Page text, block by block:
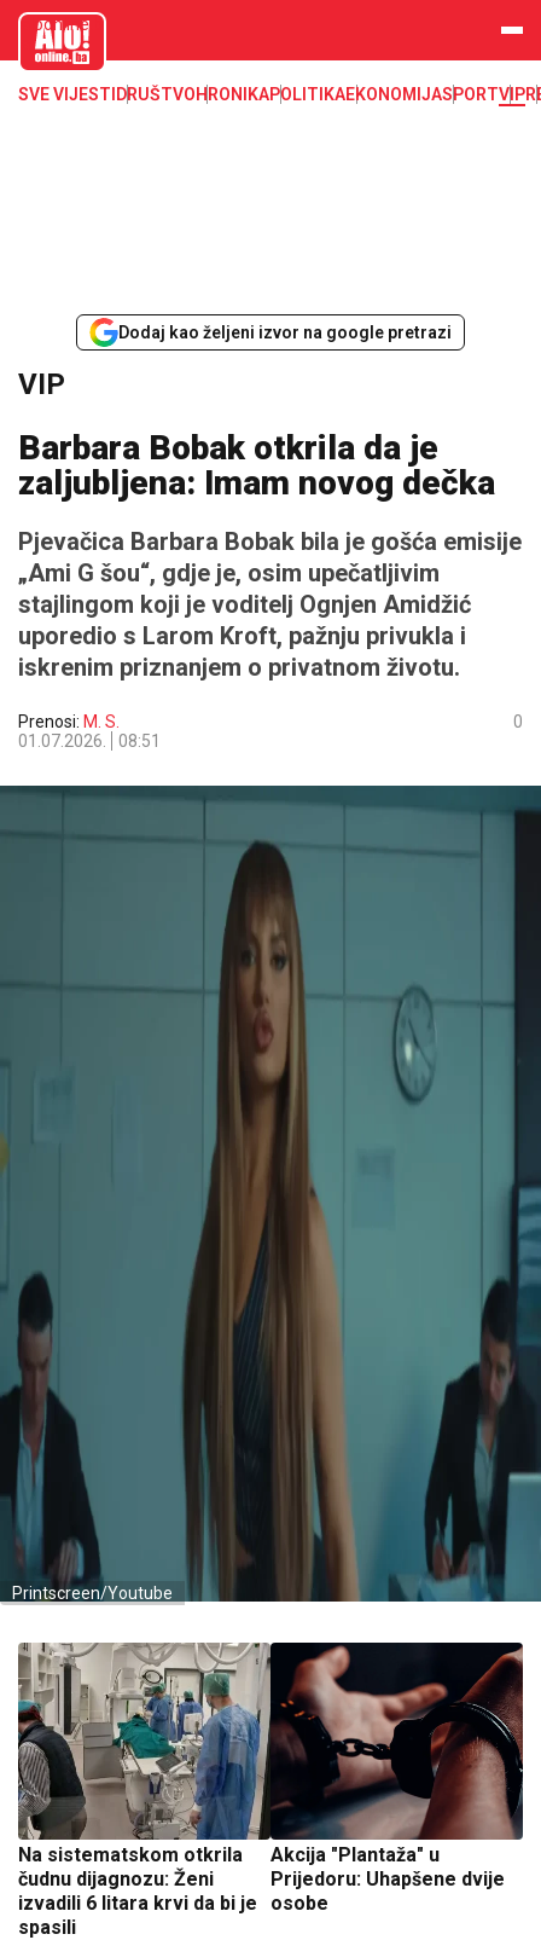
aloonline.b
SVE VIJESTI DRUŠTVOHRONIKAPOLITIKAEKONOMIJASPORTVIP
Dodaj kao željeni izvor na google pretrazi
VIP
Barbara Bobak otkrila da je
zaljubljena: Imam novog dečka
Pjevačica Barbara Bobak bila je gošća emisije
„Ami G šou“, gdje je, osim upečatljivim
stajlingom koji je voditelj Ognjen Amidžić
uporedio s Larom Kroft, pažnju privukla i
iskrenim priznanjem o privatnom životu.
Prenosi: M. S.
01.07.2026.
08:51
0
Printscreen/Youtube
Na sistematskom otkrila
čudnu dijagnozu: Ženi
izvadili 6 litara krvi da bi je
spasili
Akcija "Plantaža" u
Prijedoru: Uhapšene dvije
osobe